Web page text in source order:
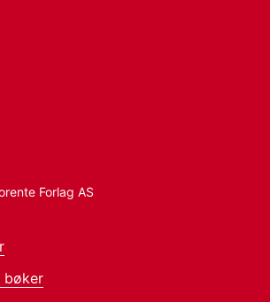
Forlag AS
bøker